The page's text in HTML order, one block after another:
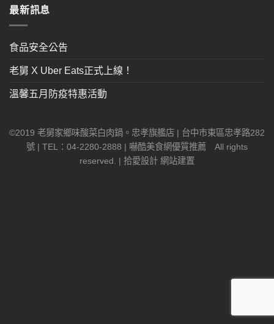
最新訊息
食品安全公告
老舅 X Uber Eats正式上線！
溫馨五月防疫特惠活動
©2019 老舅家鄉味酸菜白肉鍋。忠孝旗艦店 | 台中市東區忠孝路282
號 | TEL：04-2280-2888 | 嚇酷美食網優質推薦 All rights
reserved. | 拾愛設計 網站建置